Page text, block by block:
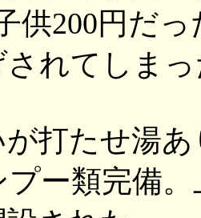
供200円だ
されてしま
打たせ湯
ー類完備